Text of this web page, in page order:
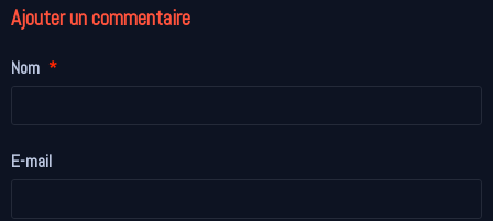
Ajouter un commentaire
Nom
E-mail